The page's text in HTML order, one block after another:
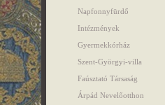
Napfonnyfürdő
Intézmények
Gyermekkórház
Szent-Györgyi-villa
Faúsztató Társaság
Árpád Nevelőotthon